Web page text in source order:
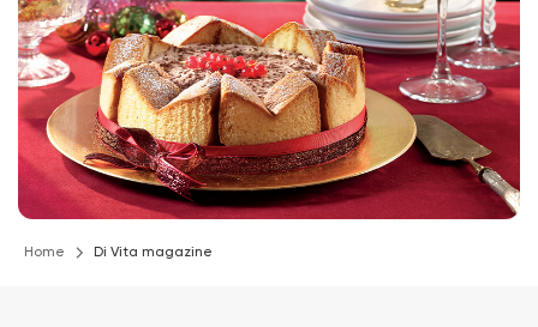
Home Di Vita magazine